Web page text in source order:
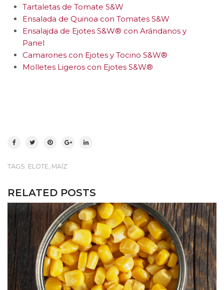
Tartaletas de Tomate S&W
Ensalada de Quinoa con Tomates S&W
Ensalajda de Ejotes S&W® con Arándanos y
Panel
Camarones con Ejotes y Tocino S&W®
Molletes Ligeros con Ejotes S&W®
TAGS: ELOTE MAÍZ
RELATED POSTS